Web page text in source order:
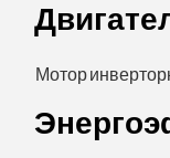
Мотор